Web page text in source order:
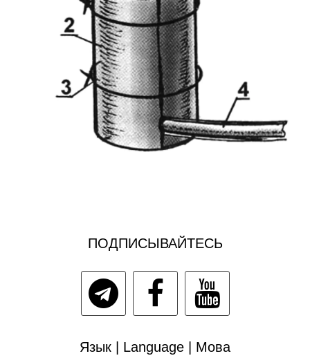
ПОДПИСЫВАЙТЕСЬ
Язык | Language | Мова